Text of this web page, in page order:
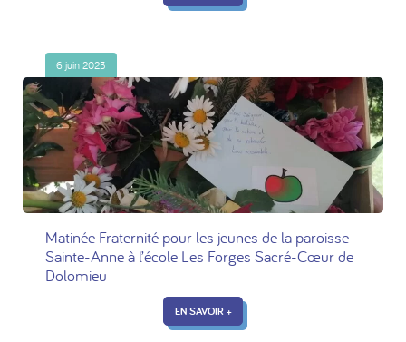
6 juin 2023
Matinée Fraternité pour les jeunes de la paroisse
Sainte-Anne à l’école Les Forges Sacré-Cœur de
Dolomieu
EN SAVOIR +